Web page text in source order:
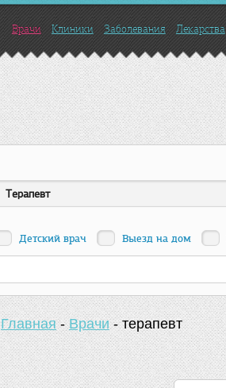
Врачи Клиники Заболевания Лекарства
Терапевт
Детский врач Выезд на дом
Главная-Врачи-терапевт